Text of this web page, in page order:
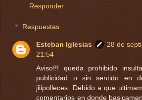
Responder
Respuestas
Esteban Iglesias
28 de
21:54
Aviso!!! queda prohibido
publicidad o sin sentido en
jilipolleces. Debido a que
comentarios en donde